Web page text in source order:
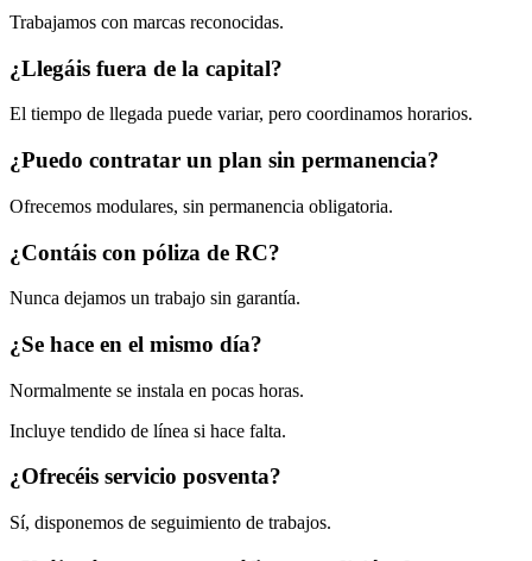
Trabajamos con marcas reconocidas.
¿Llegáis fuera de la capital?
El tiempo de llegada puede variar, pero coordinamos horarios.
¿Puedo contratar un plan sin permanencia?
Ofrecemos modulares, sin permanencia obligatoria.
¿Contáis con póliza de RC?
Nunca dejamos un trabajo sin garantía.
¿Se hace en el mismo día?
Normalmente se instala en pocas horas.
Incluye tendido de línea si hace falta.
¿Ofrecéis servicio posventa?
Sí, disponemos de seguimiento de trabajos.